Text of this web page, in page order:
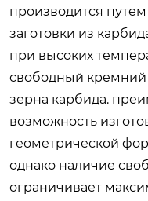
производится
заготовки из
при высоких
свободный кремний
зерна карбида.
возможность
геометрической
однако наличие
ограничивает